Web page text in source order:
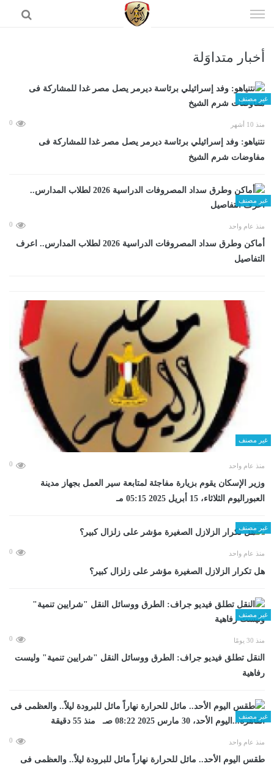
الى
أخبار متداوَلة
غير مصنف
منذ 10 أشهر 0
نتنياهو: وفد إسرائيلي برئاسة ديرمر يصل مصر غدا للمشاركة فى
مفاوضات شرم الشيخ
غير مصنف
منذ عام واحد 0
أماكن وطرق سداد المصروفات الدراسية 2026 لطلاب المدارس.. اعرف
التفاصيل
غير مصنف
منذ عام واحد 0
وزير الإسكان يقوم بزيارة مفاجئة لمتابعة سير العمل بجهاز مدينة
العبوراليوم الثلاثاء، 15 أبريل 2025 05:15 مـ
غير مصنف
منذ عام واحد 0
هل تكرار الزلازل الصغيرة مؤشر على زلزال كبير؟
غير مصنف
منذ 30 يومًا 0
​النقل تطلق فيديو جراف: الطرق ووسائل النقل "شرايين تنمية" وليست
رفاهية
غير مصنف
منذ عام واحد 0
طقس اليوم الأحد.. مائل للحرارة نهاراً مائل للبرودة ليلاً.. والعظمى فى